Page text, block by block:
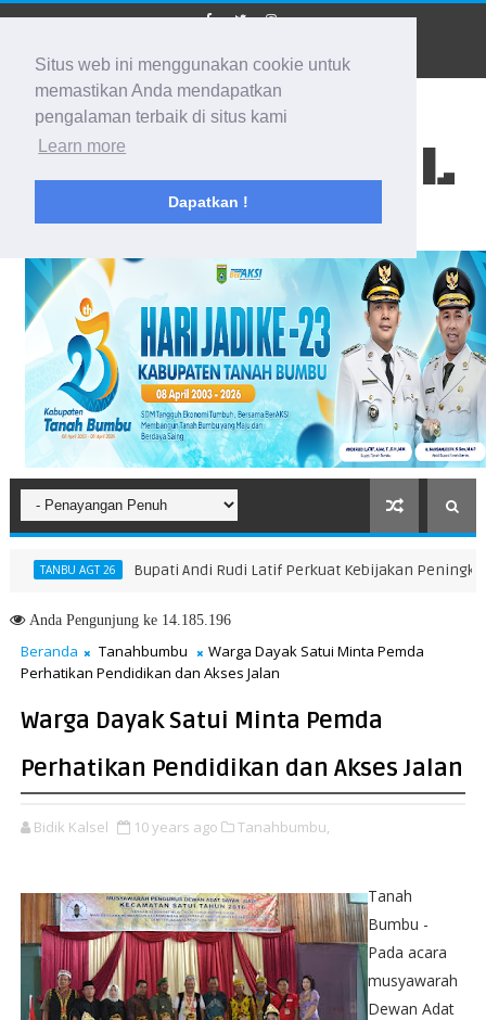
Situs web ini menggunakan cookie untuk
memastikan Anda mendapatkan
pengalaman terbaik di situs kami
Learn more
Dapatkan !
BIDIK KALSEL
Membidik Ke Segala Arah
TANBU AGT 26 Bupati Andi Rudi Latif Perkuat Kebijakan Peningkatan
AndaPengunjung ke 14.185.196
Beranda Tanahbumbu
Warga Dayak Satui Minta Pemda
Perhatikan Pendidikan dan Akses Jalan
Warga Dayak Satui Minta Pemda
Perhatikan Pendidikan dan Akses Jalan
Bidik Kalsel 10 years ago Tanahbumbu,
Tanah
Bumbu -
Pada acara
musyawarah
Dewan Adat